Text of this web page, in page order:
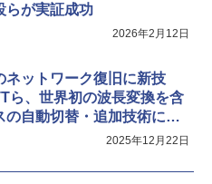
らが実証成功
2026年2月12日
ネットワーク復旧に新技
ら、世界初の波長変換を含
の自動切替・追加技術に成
2025年12月22日